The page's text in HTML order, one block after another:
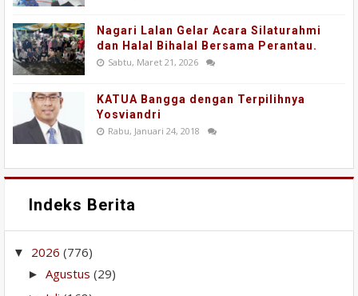
Nagari Lalan Gelar Acara Silaturahmi
dan Halal Bihalal Bersama Perantau.
Sabtu, Maret 21, 2026
KATUA Bangga dengan Terpilihnya
Yosviandri
Rabu, Januari 24, 2018
Indeks Berita
▼ 2026 (776)
► Agustus (29)